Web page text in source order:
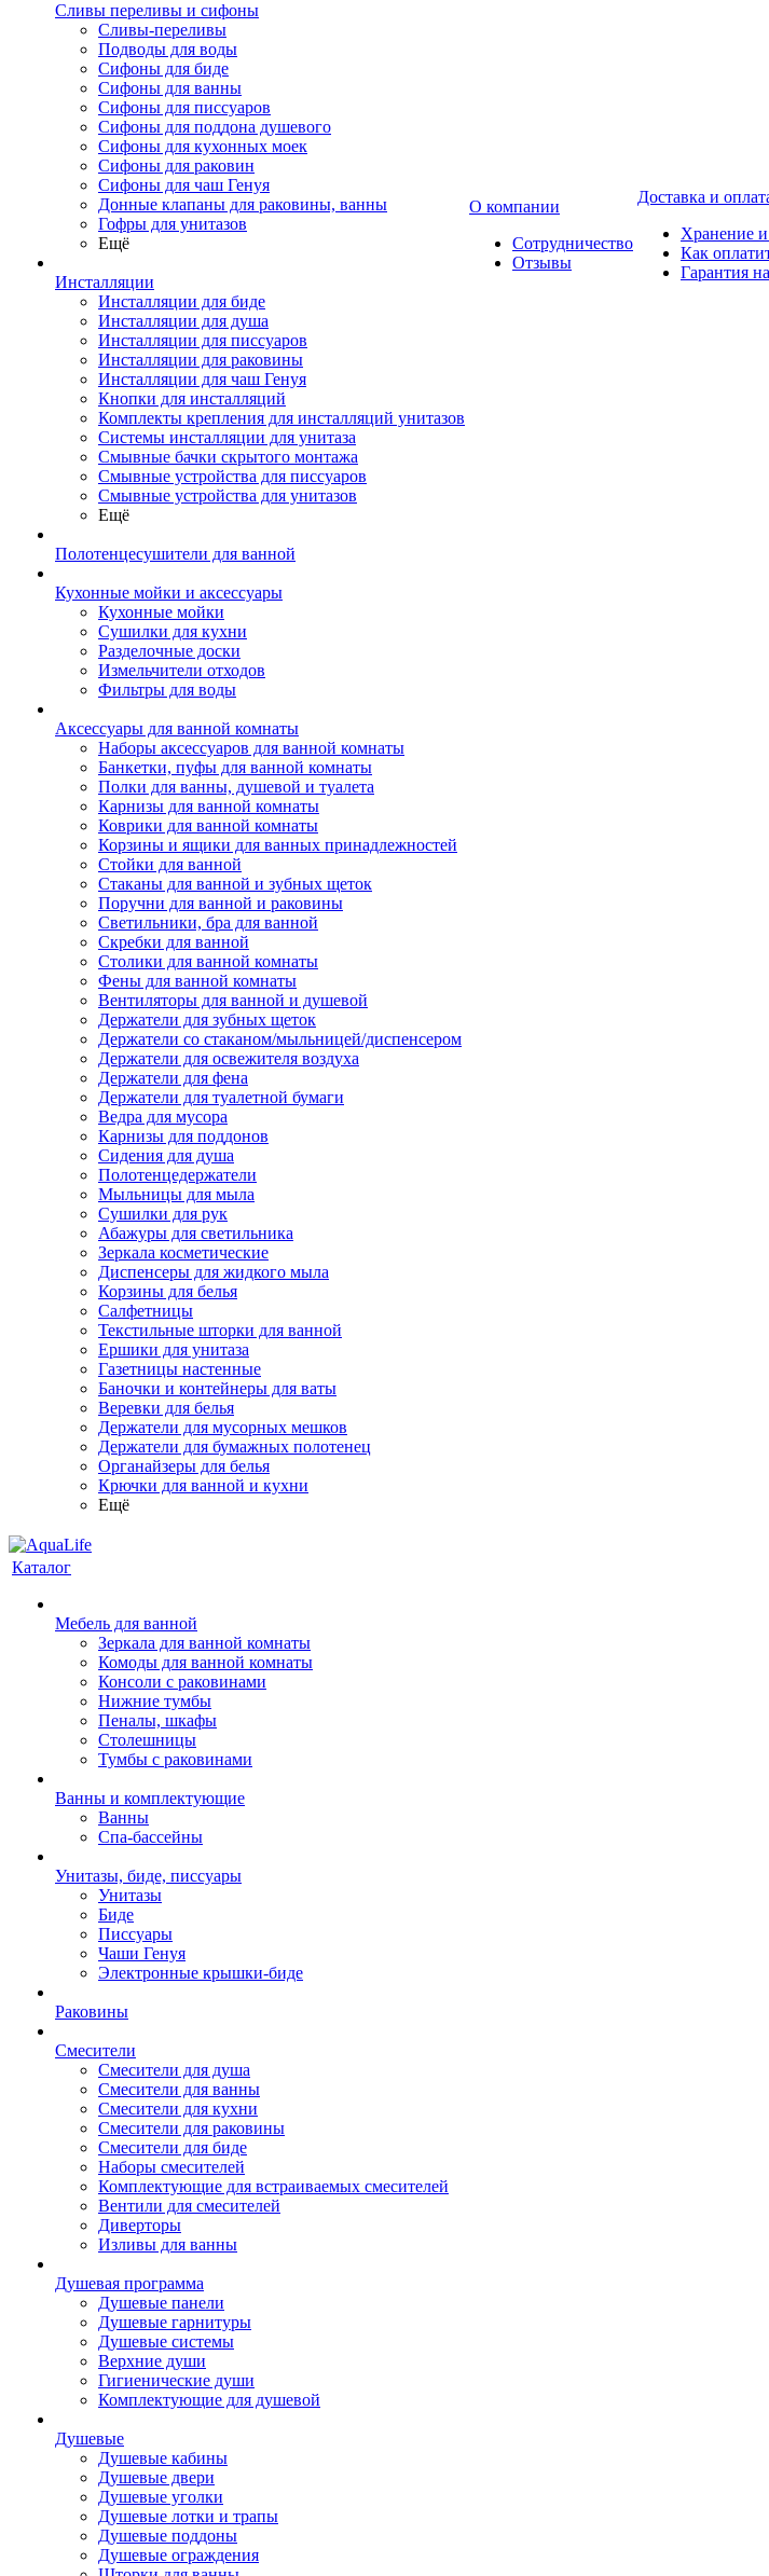
Сливы переливы и сифоны
Сливы-переливы
Подводы для воды
Сифоны для биде
Сифоны для ванны
Сифоны для писсуаров
Сифоны для поддона душевого
Сифоны для кухонных моек
Сифоны для раковин
Сифоны для чаш Генуя
Донные клапаны для раковины, ванны
Гофры для унитазов
Ещё
Инсталляции
Инсталляции для биде
Инсталляции для душа
Инсталляции для писсуаров
Инсталляции для раковины
Инсталляции для чаш Генуя
Кнопки для инсталляций
Комплекты крепления для инсталляций унитазов
Системы инсталляции для унитаза
Смывные бачки скрытого монтажа
Смывные устройства для писсуаров
Смывные устройства для унитазов
Ещё
Полотенцесушители для ванной
Кухонные мойки и аксессуары
Кухонные мойки
Сушилки для кухни
Разделочные доски
Измельчители отходов
Фильтры для воды
Аксессуары для ванной комнаты
Наборы аксессуаров для ванной комнаты
Банкетки, пуфы для ванной комнаты
Полки для ванны, душевой и туалета
Карнизы для ванной комнаты
Коврики для ванной комнаты
Корзины и ящики для ванных принадлежностей
Стойки для ванной
Стаканы для ванной и зубных щеток
Поручни для ванной и раковины
Светильники, бра для ванной
Скребки для ванной
Столики для ванной комнаты
Фены для ванной комнаты
Вентиляторы для ванной и душевой
Держатели для зубных щеток
Держатели со стаканом/мыльницей/диспенсером
Держатели для освежителя воздуха
Держатели для фена
Держатели для туалетной бумаги
Ведра для мусора
Карнизы для поддонов
Сидения для душа
Полотенцедержатели
Мыльницы для мыла
Сушилки для рук
Абажуры для светильника
Зеркала косметические
Диспенсеры для жидкого мыла
Корзины для белья
Салфетницы
Текстильные шторки для ванной
Ершики для унитаза
Газетницы настенные
Баночки и контейнеры для ваты
Веревки для белья
Держатели для мусорных мешков
Держатели для бумажных полотенец
Органайзеры для белья
Крючки для ванной и кухни
Ещё
О компании
Сотрудничество
Отзывы
Доставка и
Хранение и
Как
Гарантия
Каталог
Мебель для ванной
Зеркала для ванной комнаты
Комоды для ванной комнаты
Консоли с раковинами
Нижние тумбы
Пеналы, шкафы
Столешницы
Тумбы с раковинами
Ванны и комплектующие
Ванны
Спа-бассейны
Унитазы, биде, писсуары
Унитазы
Биде
Писсуары
Чаши Генуя
Электронные крышки-биде
Раковины
Смесители
Смесители для душа
Смесители для ванны
Смесители для кухни
Смесители для раковины
Смесители для биде
Наборы смесителей
Комплектующие для встраиваемых смесителей
Вентили для смесителей
Диверторы
Изливы для ванны
Душевая программа
Душевые панели
Душевые гарнитуры
Душевые системы
Верхние души
Гигиенические души
Комплектующие для душевой
Душевые
Душевые кабины
Душевые двери
Душевые уголки
Душевые лотки и трапы
Душевые поддоны
Душевые ограждения